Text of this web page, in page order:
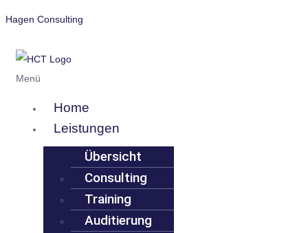
Hagen Consulting
Menü
Home
Leistungen
Übersicht
Consulting
Training
Auditierung